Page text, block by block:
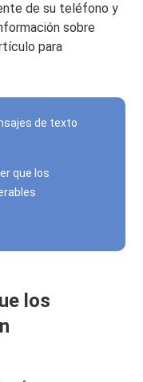
de su teléfono y
sobre
para
de texto
que los
los